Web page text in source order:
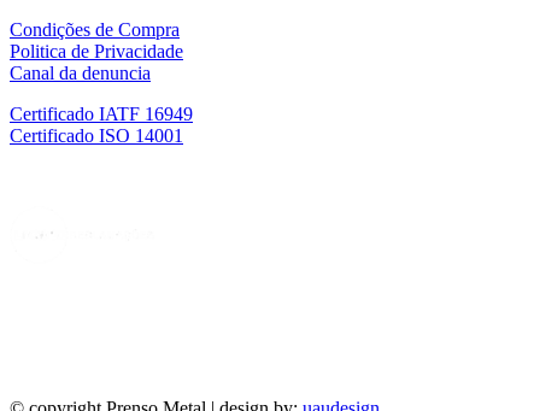
Condições de Compra
Politica de Privacidade
Canal da denuncia
Certificado IATF 16949
Certificado ISO 14001